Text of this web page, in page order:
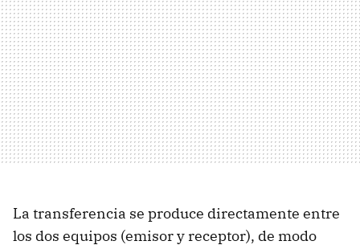
La transferencia se produce directamente entre
los dos equipos (emisor y receptor), de modo